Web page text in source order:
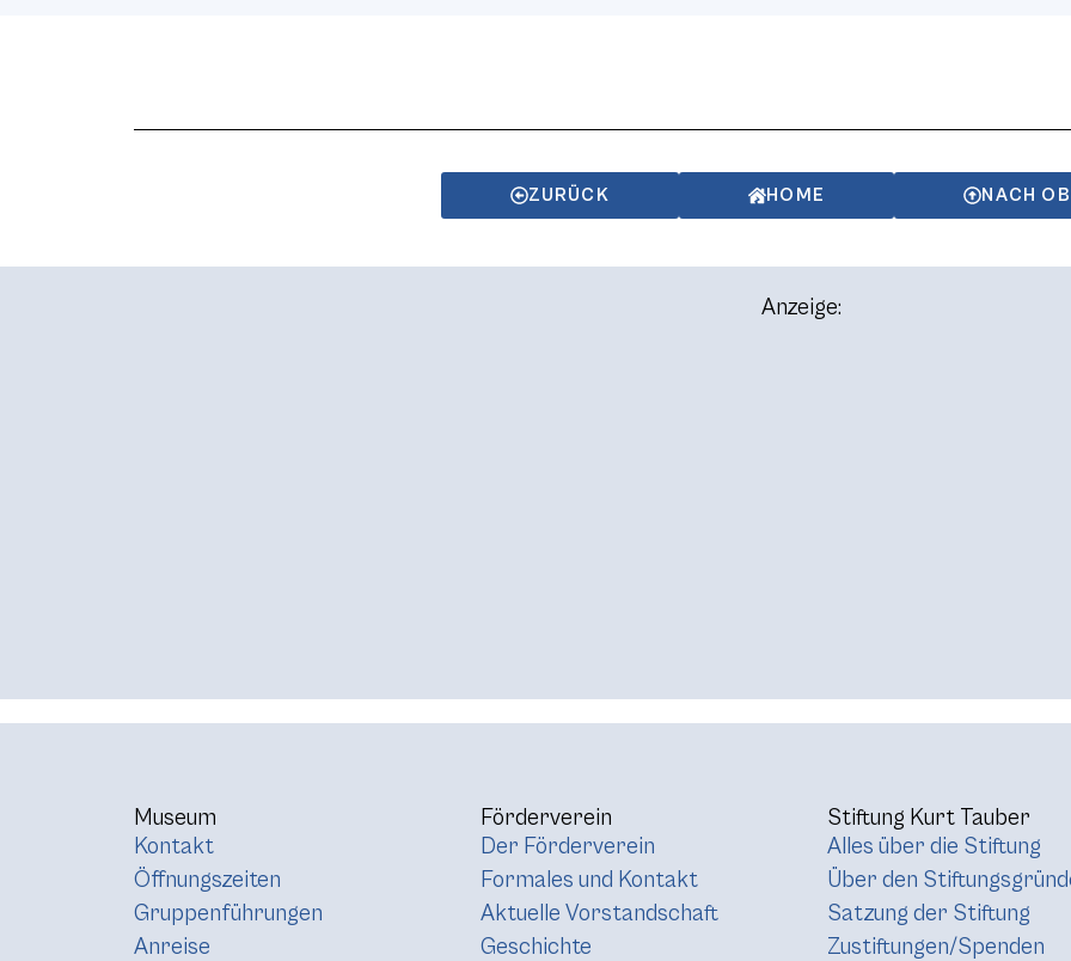
ZURÜCK HOME NACH
Anzeige:
Museum
Kontakt
Öffnungszeiten
Gruppenführungen
Anreise
Förderverein
Der Förderverein
Formales und Kontakt
Aktuelle Vorstandschaft
Geschichte
Stiftung Kurt Tauber
Alles über die Stiftung
Über den
Satzung der Stiftung
Zustiftungen/Spenden